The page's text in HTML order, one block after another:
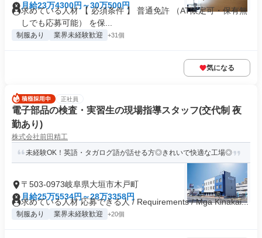
月給23万4300円～30万500円
求めている人材 【 必須条件 】 普通免許 （AT限定可・保有無
しでも応募可能） を保...
制服あり 業界未経験歓迎 +31個
気になる
正社員
電子部品の検査・実習生の現場指導スタッフ(交代制 夜
勤あり)
株式会社前田精工
未経験OK！英語・タガログ語が話せる方◎きれいで快適な工場◎
〒503-0973岐阜県大垣市木戸町
月給25万5534円～28万3358円
求めている人材 応募できる人 / Requirements / Mga Kinakai...
制服あり 業界未経験歓迎 +20個